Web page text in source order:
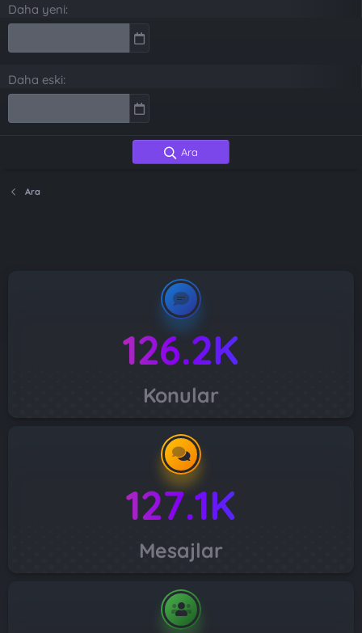
Daha yeni
Daha eski
Ara
Ara
126.2K
Konular
127.1K
Mesajlar